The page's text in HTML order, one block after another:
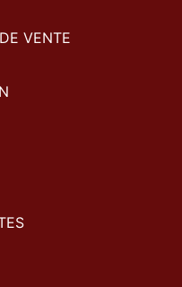
VENTE